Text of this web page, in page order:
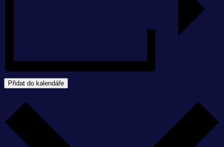
Přidat do kalendáře